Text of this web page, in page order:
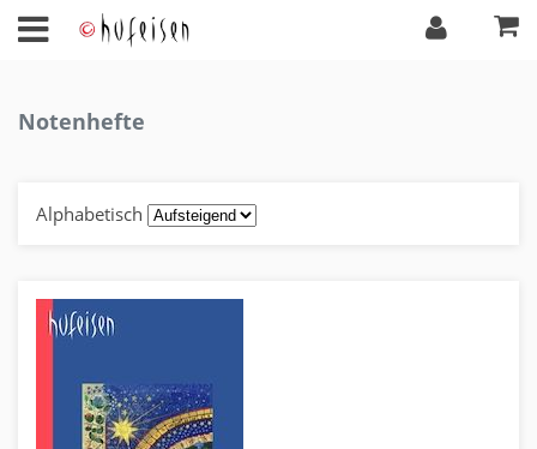
Notenhefte
Alphabetisch